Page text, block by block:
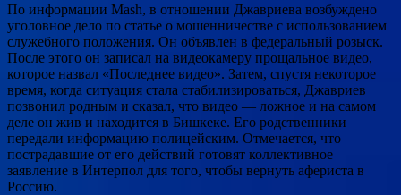
По информации Mash, в отношении Джавриева возбуждено
уголовное дело по статье о мошенничестве с использованием
служебного положения. Он объявлен в федеральный розыск.
После этого он записал на видеокамеру прощальное видео,
которое назвал «Последнее видео». Затем, спустя некоторое
время, когда ситуация стала стабилизироваться, Джавриев
позвонил родным и сказал, что видео — ложное и на самом
деле он жив и находится в Бишкеке. Его родственники
передали информацию полицейским. Отмечается, что
пострадавшие от его действий готовят коллективное
заявление в Интерпол для того, чтобы вернуть афериста в
Россию.